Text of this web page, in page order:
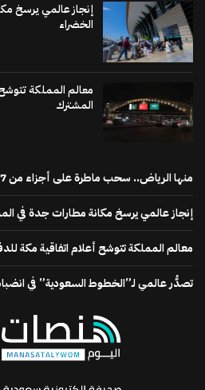
إنجاز عالمي يرسخ
الخضراء
معالم المملكة
المشترك
منها الرياض.. سحب ماطرة على أجزاء من 7 مناطق
إنجاز عالمي يرسخ مكانة مطارات جدة في
معالم المملكة تتوشح أعلام اتفاقية مكة
تصدُّر عالمي لـ”الخطوط السعودية” في